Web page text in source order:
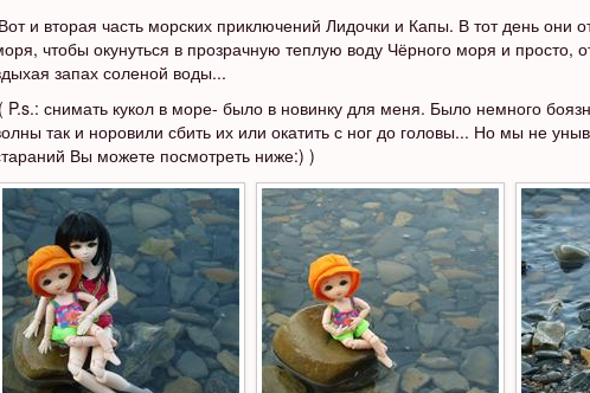
и вторая часть морских приключений Лидочки и Капы. В тот день они
чтобы окунуться в прозрачную теплую воду Чёрного моря и просто,
запах соленой воды...
снимать кукол в море- было в новинку для меня. Было немного
так и норовили сбить их или окатить с ног до головы... Но мы не
Вы можете посмотреть ниже:) )